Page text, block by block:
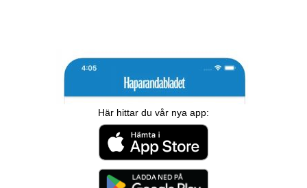
Här hittar du vår nya app: